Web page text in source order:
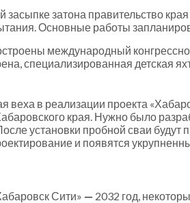
затона правительство
Основные работы
международный
специализированная детская
веха в реализации проекта
края. Нужно было
установки пробной сваи
и появятся
Сити» — 2032 год,